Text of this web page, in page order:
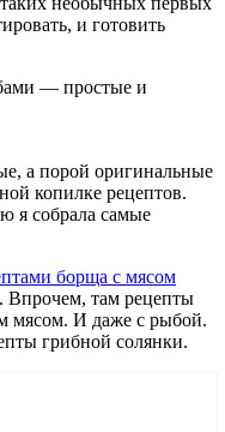
и готовить
— простые и
а порой оригинальные
копилке рецептов.
я собрала самые
борща с мясом
Впрочем, там рецепты
мясом. И даже с рыбой.
грибной солянки.